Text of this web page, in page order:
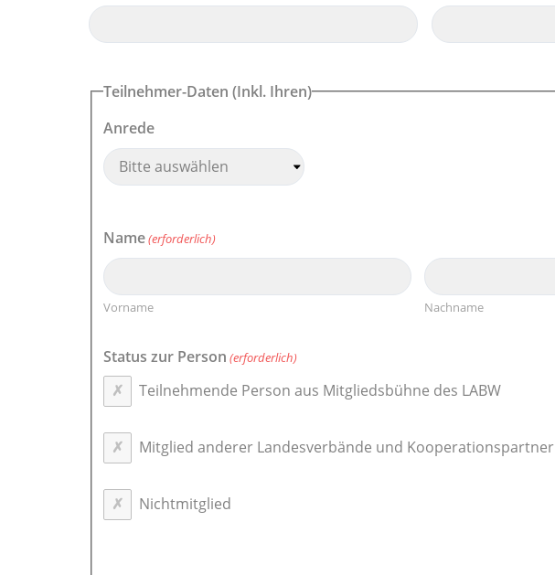
Teilnehmer-Daten (Inkl. Ihren)
Anrede
Name(erforderlich)
Vorname Nachname
Status zur Person (erforderlich)
Teilnehmende Person aus Mitgliedsbühne des LABW
Mitglied anderer Landesverbände und Kooperationspartner
Nichtmitglied